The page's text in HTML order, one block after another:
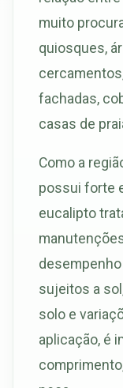
muito
quiosques,
fachadas,
casas de
Como a
possui forte
eucalipto
sujeitos a
solo e
aplicação, é